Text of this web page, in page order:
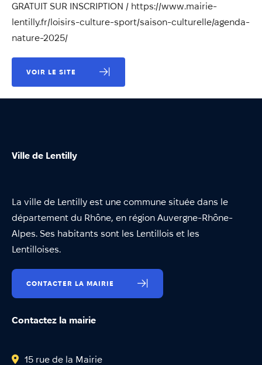
GRATUIT SUR INSCRIPTION / https://www.mairie-
lentilly.fr/loisirs-culture-sport/saison-culturelle/agenda-
nature-2025/
VOIR LE SITE
Ville de Lentilly
La ville de Lentilly est une commune située dans le
département du Rhône, en région Auvergne-Rhône-
Alpes. Ses habitants sont les Lentillois et les
Lentilloises.
CONTACTER LA MAIRIE
Contactez la mairie
15 rue de la Mairie